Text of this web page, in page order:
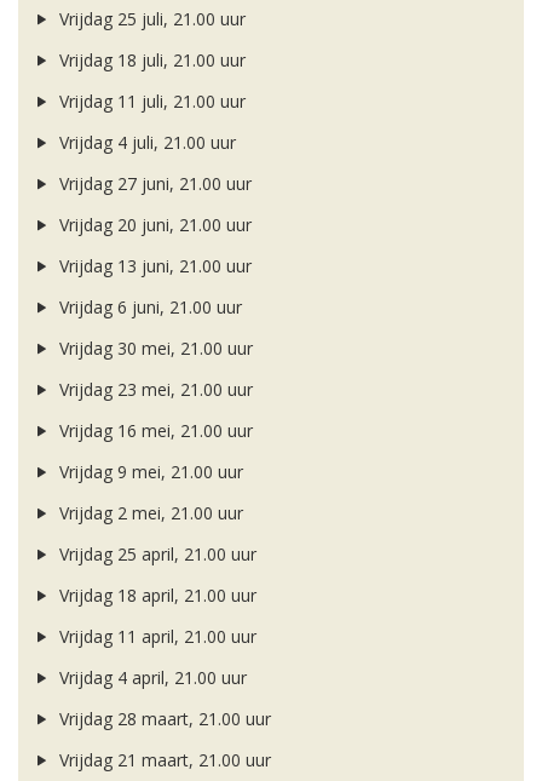
Vrijdag 25 juli, 21.00 uur
Vrijdag 18 juli, 21.00 uur
Vrijdag 11 juli, 21.00 uur
Vrijdag 4 juli, 21.00 uur
Vrijdag 27 juni, 21.00 uur
Vrijdag 20 juni, 21.00 uur
Vrijdag 13 juni, 21.00 uur
Vrijdag 6 juni, 21.00 uur
Vrijdag 30 mei, 21.00 uur
Vrijdag 23 mei, 21.00 uur
Vrijdag 16 mei, 21.00 uur
Vrijdag 9 mei, 21.00 uur
Vrijdag 2 mei, 21.00 uur
Vrijdag 25 april, 21.00 uur
Vrijdag 18 april, 21.00 uur
Vrijdag 11 april, 21.00 uur
Vrijdag 4 april, 21.00 uur
Vrijdag 28 maart, 21.00 uur
Vrijdag 21 maart, 21.00 uur